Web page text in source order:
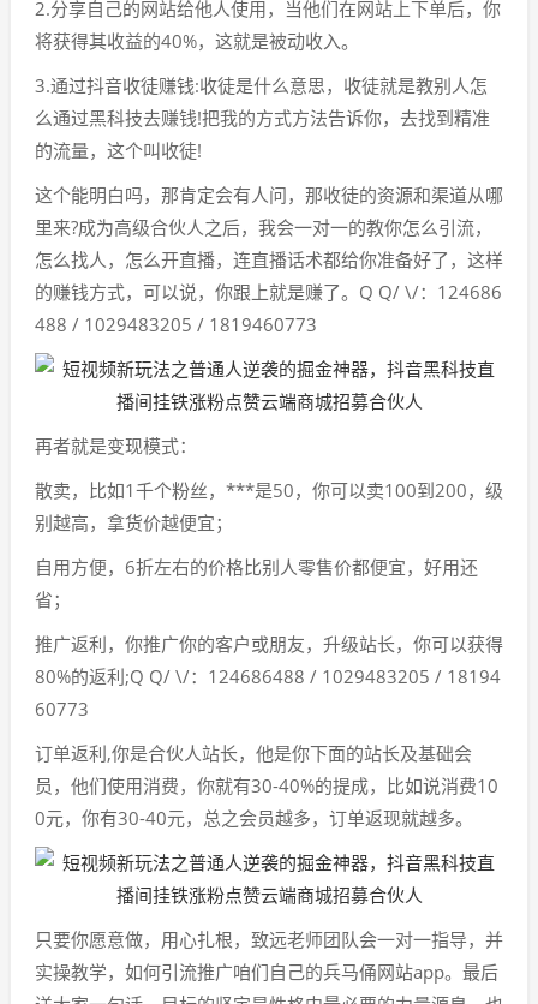
2.分享自己的网站给他人使用，当他们在网站上下单后，你
将获得其收益的40%，这就是被动收入。
3.通过抖音收徒赚钱:收徒是什么意思，收徒就是教别人怎
么通过黑科技去赚钱!把我的方式方法告诉你，去找到精准
的流量，这个叫收徒!
这个能明白吗，那肯定会有人问，那收徒的资源和渠道从哪
里来?成为高级合伙人之后，我会一对一的教你怎么引流，
怎么找人，怎么开直播，连直播话术都给你准备好了，这样
的赚钱方式，可以说，你跟上就是赚了。Q Q/ \/：124686
488 / 1029483205 / 1819460773
再者就是变现模式：
散卖，比如1千个粉丝，***是50，你可以卖100到200，级
别越高，拿货价越便宜；
自用方便，6折左右的价格比别人零售价都便宜，好用还
省；
推广返利，你推广你的客户或朋友，升级站长，你可以获得
80%的返利;Q Q/ \/：124686488 / 1029483205 / 18194
60773
订单返利,你是合伙人站长，他是你下面的站长及基础会
员，他们使用消费，你就有30-40%的提成，比如说消费10
0元，你有30-40元，总之会员越多，订单返现就越多。
只要你愿意做，用心扎根，致远老师团队会一对一指导，并
实操教学，如何引流推广咱们自己的兵马俑网站app。最后